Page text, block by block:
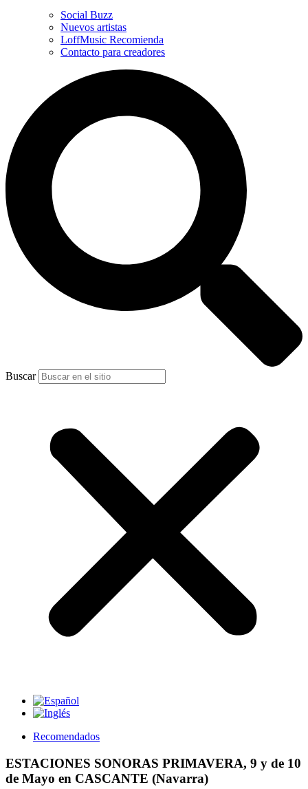
Social Buzz
Nuevos artistas
LoffMusic Recomienda
Contacto para creadores
Buscar
Recomendados
ESTACIONES SONORAS PRIMAVERA, 9 y de 10
de Mayo en CASCANTE (Navarra)